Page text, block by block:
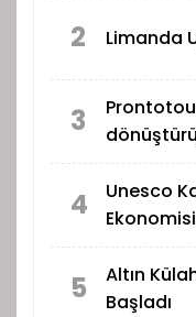
2 Limanda
3
4
Unesco
5
Altın
Başladı